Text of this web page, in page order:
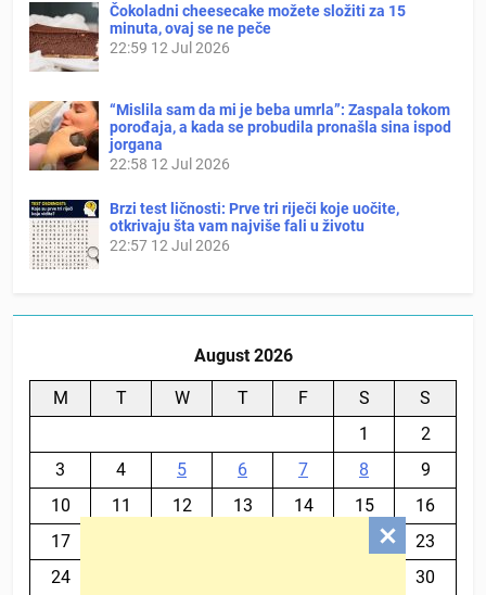
Čokoladni cheesecake možete složiti za 15
minuta, ovaj se ne peče
22:59 12 Jul 2026
“Mislila sam da mi je beba umrla”: Zaspala tokom
porođaja, a kada se probudila pronašla sina ispod
jorgana
22:58 12 Jul 2026
Brzi test ličnosti: Prve tri riječi koje uočite,
otkrivaju šta vam najviše fali u životu
22:57 12 Jul 2026
August 2026
M T W T F S
S
1
2
3
4 5 6 7 8
9
10
11 12 13 14 15
16
17
23
24
30